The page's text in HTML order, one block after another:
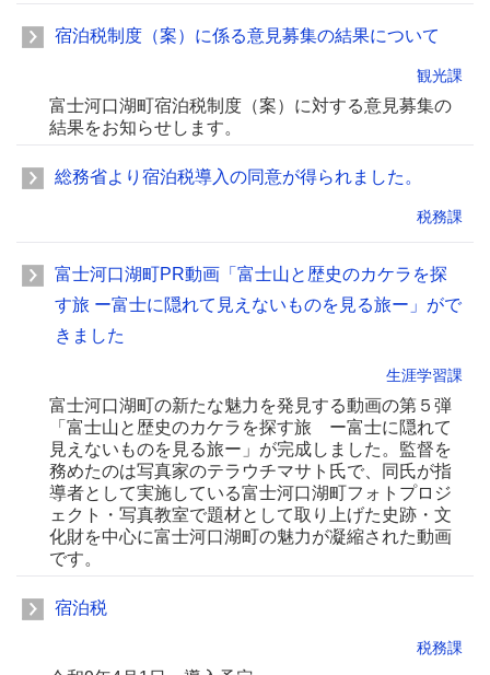
宿泊税制度（案）に係る意見募集の結果について
観光課
富士河口湖町宿泊税制度（案）に対する意見募集の
結果をお知らせします。
総務省より宿泊税導入の同意が得られました。
税務課
富士河口湖町PR動画「富士山と歴史のカケラを探
す旅 ー富士に隠れて見えないものを見る旅ー」がで
きました
生涯学習課
富士河口湖町の新たな魅力を発見する動画の第５弾
「富士山と歴史のカケラを探す旅 ー富士に隠れて
見えないものを見る旅ー」が完成しました。監督を
務めたのは写真家のテラウチマサト氏で、同氏が指
導者として実施している富士河口湖町フォトプロジ
ェクト・写真教室で題材として取り上げた史跡・文
化財を中心に富士河口湖町の魅力が凝縮された動画
です。
宿泊税
税務課